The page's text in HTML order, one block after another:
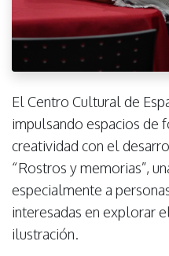
El Centro Cultural de
impulsando espacios de
creatividad con el
“Rostros y memorias”,
especialmente a
interesadas en explorar
ilustración.